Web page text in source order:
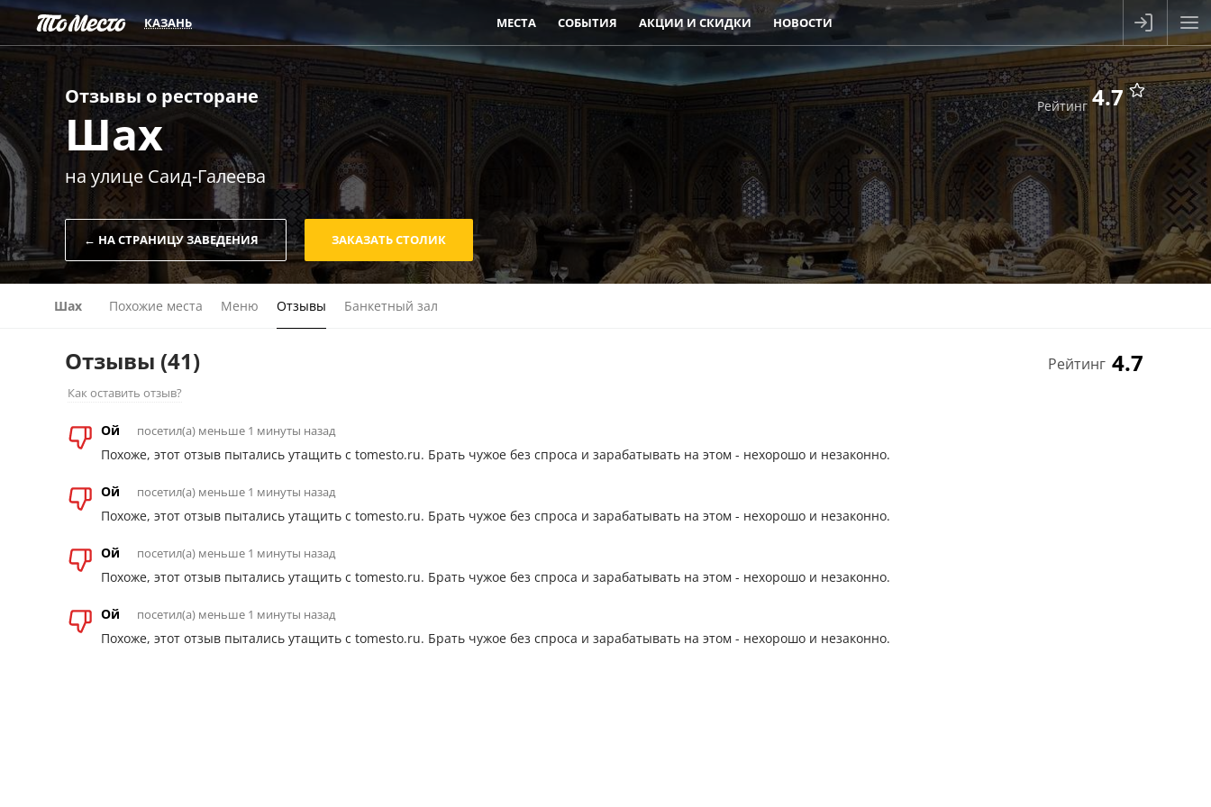
КАЗАНЬ МЕСТА СОБЫТИЯ АКЦИИ И СКИДКИ НОВОСТИ
Рейтинг 4.7
Отзывы оресторане
Шах
на улице Саид-Галеева
← НА СТРАНИЦУ ЗАВЕДЕНИЯ ЗАКАЗАТЬ СТОЛИК
Шах Похожие места Меню Отзывы Банкетный зал
Рейтинг 4.7
Отзывы (41)
Как оставить отзыв?
Ой посетил(а) меньше 1 минуты назад
Похоже, этот отзыв пытались утащить с tomesto.ru. Брать чужое без спроса и зарабатывать на этом - нехорошо и незаконно.
Ой посетил(а) меньше 1 минуты назад
Похоже, этот отзыв пытались утащить с tomesto.ru. Брать чужое без спроса и зарабатывать на этом - нехорошо и незаконно.
Ой посетил(а) меньше 1 минуты назад
Похоже, этот отзыв пытались утащить с tomesto.ru. Брать чужое без спроса и зарабатывать на этом - нехорошо и незаконно.
Ой посетил(а) меньше 1 минуты назад
Похоже, этот отзыв пытались утащить с tomesto.ru. Брать чужое без спроса и зарабатывать на этом - нехорошо и незаконно.